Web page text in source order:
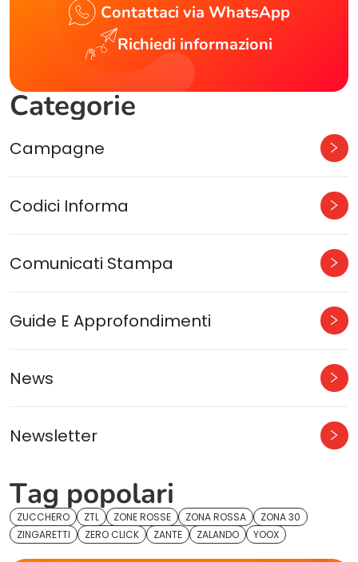
Contattaci via WhatsApp
Richiedi informazioni
Categorie
Campagne
Codici Informa
Comunicati Stampa
Guide E Approfondimenti
News
Newsletter
Tag popolari
ZUCCHERO ZTL ZONE ROSSE ZONA ROSSA
ZONA 30
ZINGARETTI
ZERO CLICK ZANTE ZALANDO YOOX